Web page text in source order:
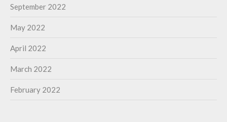
September 2022
May 2022
April 2022
March 2022
February 2022